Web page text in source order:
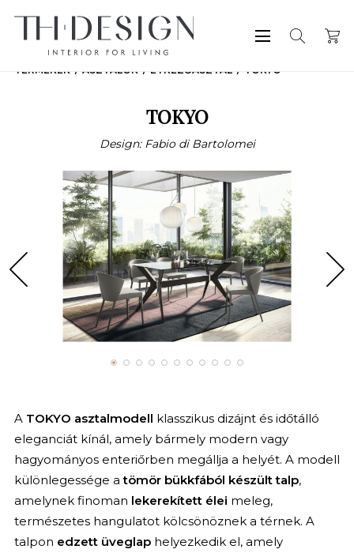
TERMÉKEK ASZTALOK ÉTKEZŐASZTAL TOKYO
TOKYO
Design: Fabio di Bartolomei
A TOKYO asztalmodell klasszikus dizájnt és időtálló
eleganciát kínál, amely bármely modern vagy
hagyományos enteriőrben megállja a helyét. A modell
különlegessége atömör bükkfából készült talp,
amelynek finoman lekerekített élei meleg,
természetes hangulatot kölcsönöznek a térnek. A
talpon edzett üveglaphelyezkedik el, amely